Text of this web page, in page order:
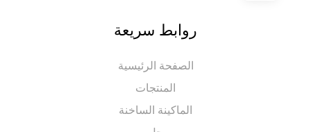
روابط سريعة
الصفحة الرئيسية
المنتجات
الماكينة الساخنة